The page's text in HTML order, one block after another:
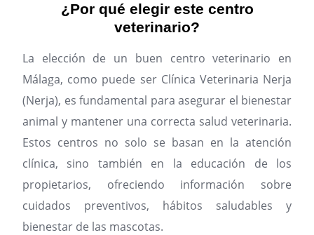
¿Por qué elegir este centro
veterinario?
La elección de un buen centro veterinario en
Málaga, como puede ser Clínica Veterinaria Nerja
(Nerja), es fundamental para asegurar el bienestar
animal y mantener una correcta salud veterinaria.
Estos centros no solo se basan en la atención
clínica, sino también en la educación de los
propietarios, ofreciendo información sobre
cuidados preventivos, hábitos saludables y
bienestar de las mascotas.